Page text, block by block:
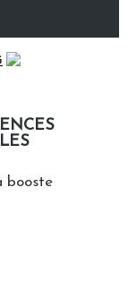
booste